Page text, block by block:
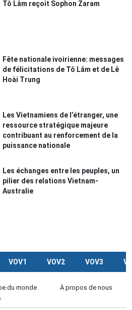
Tô Lâm reçoit Sophon Zaram
Fête nationale ivoirienne: messages
de félicitations de Tô Lâm et de Lê
Hoài Trung
Les Vietnamiens de l’étranger, une
ressource stratégique majeure
contribuant au renforcement de la
puissance nationale
Les échanges entre les peuples, un
pilier des relations Vietnam-
Australie
VOV1 VOV2 VOV3
du monde
À propos de nous